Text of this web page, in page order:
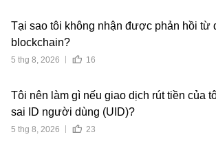
Tại sao tôi không nhận được phản hồi từ
blockchain?
5 thg 8, 2026 16
Tôi nên làm gì nếu giao dịch rút tiền của
sai ID người dùng (UID)?
5 thg 8, 2026 23